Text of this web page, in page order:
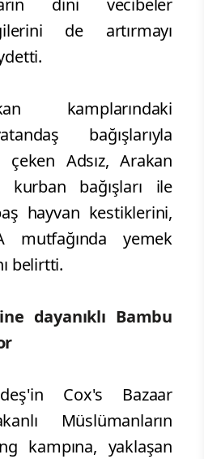
dini vecibeler
de artırmayı
kamplarındaki
bağışlarıyla
çeken Adsız, Arakan
kurban bağışları ile
hayvan kestiklerini,
mutfağında yemek
belirtti.
dayanıklı Bambu
Cox's Bazaar
Müslümanların
kampına, yaklaşan